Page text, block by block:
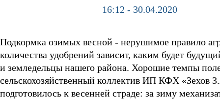
16:12 - 30.04.2020
Подкормка озимых весной - нерушимое правило
количества удобрений зависит, каким будет
и земледельцы нашего района. Хорошие темпы
сельскохозяйственный коллектив ИП КФХ «Зехов
подготовилось к весенней страде: за зиму